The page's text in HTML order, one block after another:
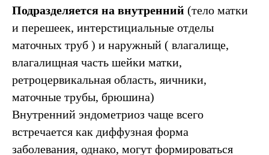
Подразделяется на внутренний (тело матки
и перешеек, интерстициальные отделы
маточных труб ) и наружный ( влагалище,
влагалищная часть шейки матки,
ретроцервикальная область, яичники,
маточные трубы, брюшина)
Внутренний эндометриоз чаще всего
встречается как диффузная форма
заболевания, однако, могут формироваться